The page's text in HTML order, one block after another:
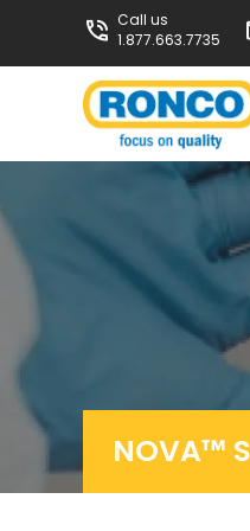
Call us
1.877.663.7735
NOVA™